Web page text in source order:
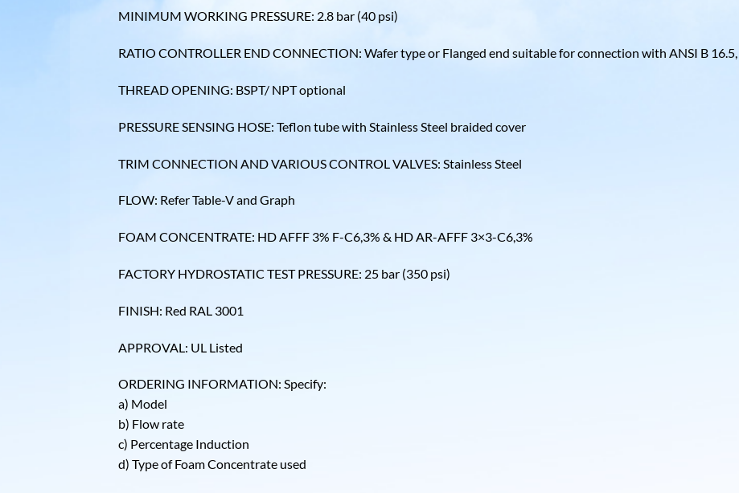
MINIMUM WORKING PRESSURE: 2.8 bar (40 psi)
RATIO CONTROLLER END CONNECTION: Wafer type or Flanged end suitable for connection with ANSI B
THREAD OPENING: BSPT/ NPT optional
PRESSURE SENSING HOSE: Teflon tube with Stainless Steel braided cover
TRIM CONNECTION AND VARIOUS CONTROL VALVES: Stainless Steel
FLOW: Refer Table-V and Graph
FOAM CONCENTRATE: HD AFFF 3% F-C6,3% & HD AR-AFFF 3×3-C6,3%
FACTORY HYDROSTATIC TEST PRESSURE: 25 bar (350 psi)
FINISH: Red RAL 3001
APPROVAL: UL Listed
ORDERING INFORMATION: Specify:
a) Model
b) Flow rate
c) Percentage Induction
d) Type of Foam Concentrate used